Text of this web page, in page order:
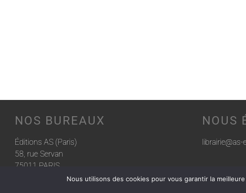
NOS BUREAUX
Éditions AS (Paris)
58, rue Servan
75011 PARIS
NOUS
Nous utilisons des cookies pour vous garantir la